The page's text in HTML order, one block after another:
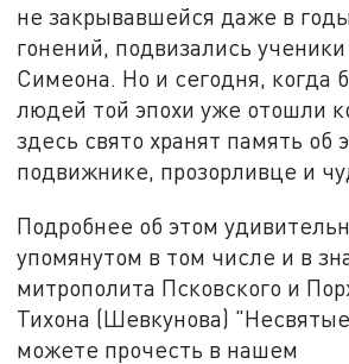
не закрывавшейся даже в
гонений, подвизались
Симеона. Но и сегодня, когда
людей той эпохи уже отошли
здесь свято хранят память об
подвижнике, прозорливце и
Подробнее об этом
упомянутом в том числе и в
митрополита Псковского и
Тихона (Шевкунова)
можете прочесть в нашем